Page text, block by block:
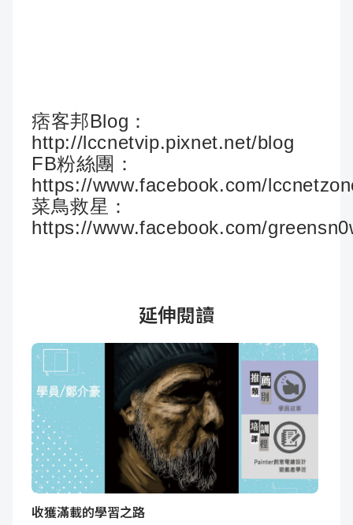
痞客邦Blog：
http://lccnetvip.pixnet.net/blog
FB粉絲團：
https://www.facebook.com/
菜鳥救星：
https://www.facebook.com/
延伸閱讀
收獲滿載的學習之路